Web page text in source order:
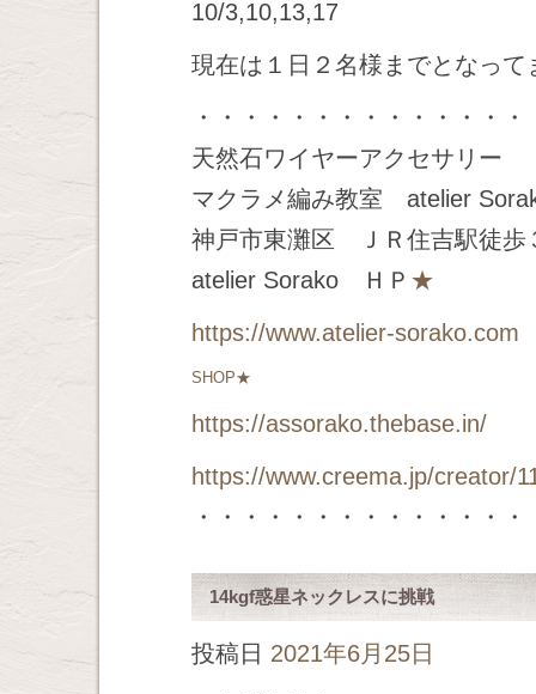
10/3,10,13,17
現在は１日２名様までとなって
・・・・・・・・・・・・・・
天然石ワイヤーアクセサリー
マクラメ編み教室 atelier
神戸市東灘区 ＪＲ住吉駅徒歩
atelier Sorako ＨＰ ★
https://www.atelier-sorako.com
SHOP★
https://assorako.thebase.in/
https://www.creema.jp/creator/
・・・・・・・・・・・・・・
14kgf惑星ネックレスに挑戦
投稿日 2021年6月25日